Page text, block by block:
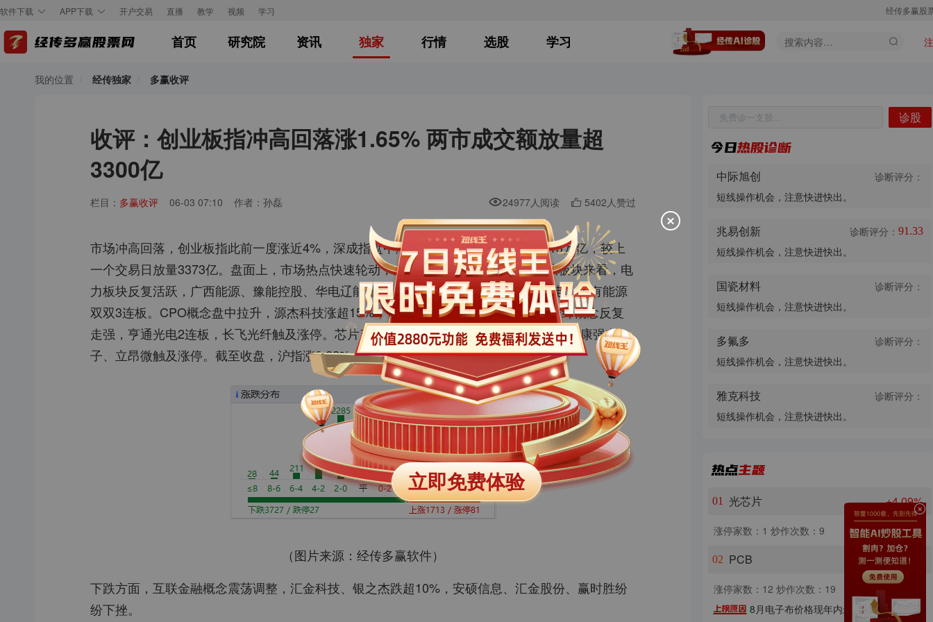
软件下载 APP下载 开户交易 直播 教学 视频 学习 经传多赢股
首页 研究院 资讯 独家 行情 选股 学习
我的位置 经传独家 多赢收评
收评：创业板指冲高回落涨1.65% 两市成交额放量超
3300亿
栏目： 多赢收评 06-03 07:10 作者：孙磊 24977人阅读 5402人赞过
市场冲高回落，创业板指此前一度涨近4%，深成指盘中涨超2%。沪深两市成交额3.13万亿，较上
一个交易日放量3373亿。盘面上，市场热点快速轮动，全市场超3700只个股下跌。从板块来看，电
力板块反复活跃，广西能源、豫能控股、华电辽能涨停。煤炭板块午后走强，郑州煤电、大有能源
双双3连板。CPO概念盘中拉升，源杰科技涨超15%，创历史新高，青山纸业涨停。光纤概念反复
走强，亨通光电2连板，长飞光纤触及涨停。芯片产业链表现活跃，华特气体20CM涨停，康强电
子、立昂微触及涨停。截至收盘，沪指涨0.22%，深成指涨0.73%，创业板指涨1.65%。
（图片来源：经传多赢软件）
下跌方面，互联金融概念震荡调整，汇金科技、银之杰跌超10%，安硕信息、汇金股份、赢时胜纷
纷下挫。
诊股
股票代码
中际旭创
诊断评分：
短线操作机会，注意快进快出。
兆易创新 诊断评分： 91.33
短线操作机会，注意快进快出。
国瓷材料
诊断评分：
短线操作机会，注意快进快出。
多氟多
诊断评分：
短线操作机会，注意快进快出。
雅克科技
诊断评分：
短线操作机会，注意快进快出。
01 光芯片 +4.09%
涨停家数：1 炒作次数：9
02 PCB +2.76%
涨停家数：12 炒作次数：19
8月电子布价格现年内最大单月涨幅
立即免费体验